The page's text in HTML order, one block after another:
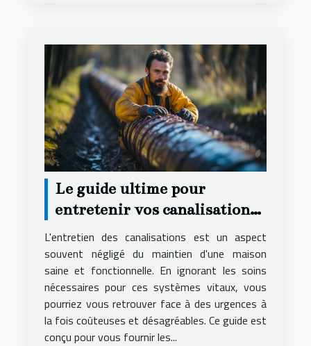
Le guide ultime pour
entretenir vos canalisations
et éviter les urgences
L'entretien des canalisations est un aspect
souvent négligé du maintien d'une maison
saine et fonctionnelle. En ignorant les soins
nécessaires pour ces systèmes vitaux, vous
pourriez vous retrouver face à des urgences à
la fois coûteuses et désagréables. Ce guide est
conçu pour vous fournir les...